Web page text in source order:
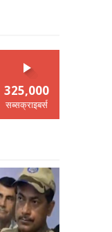
325,000
सब्सक्राइबर्स